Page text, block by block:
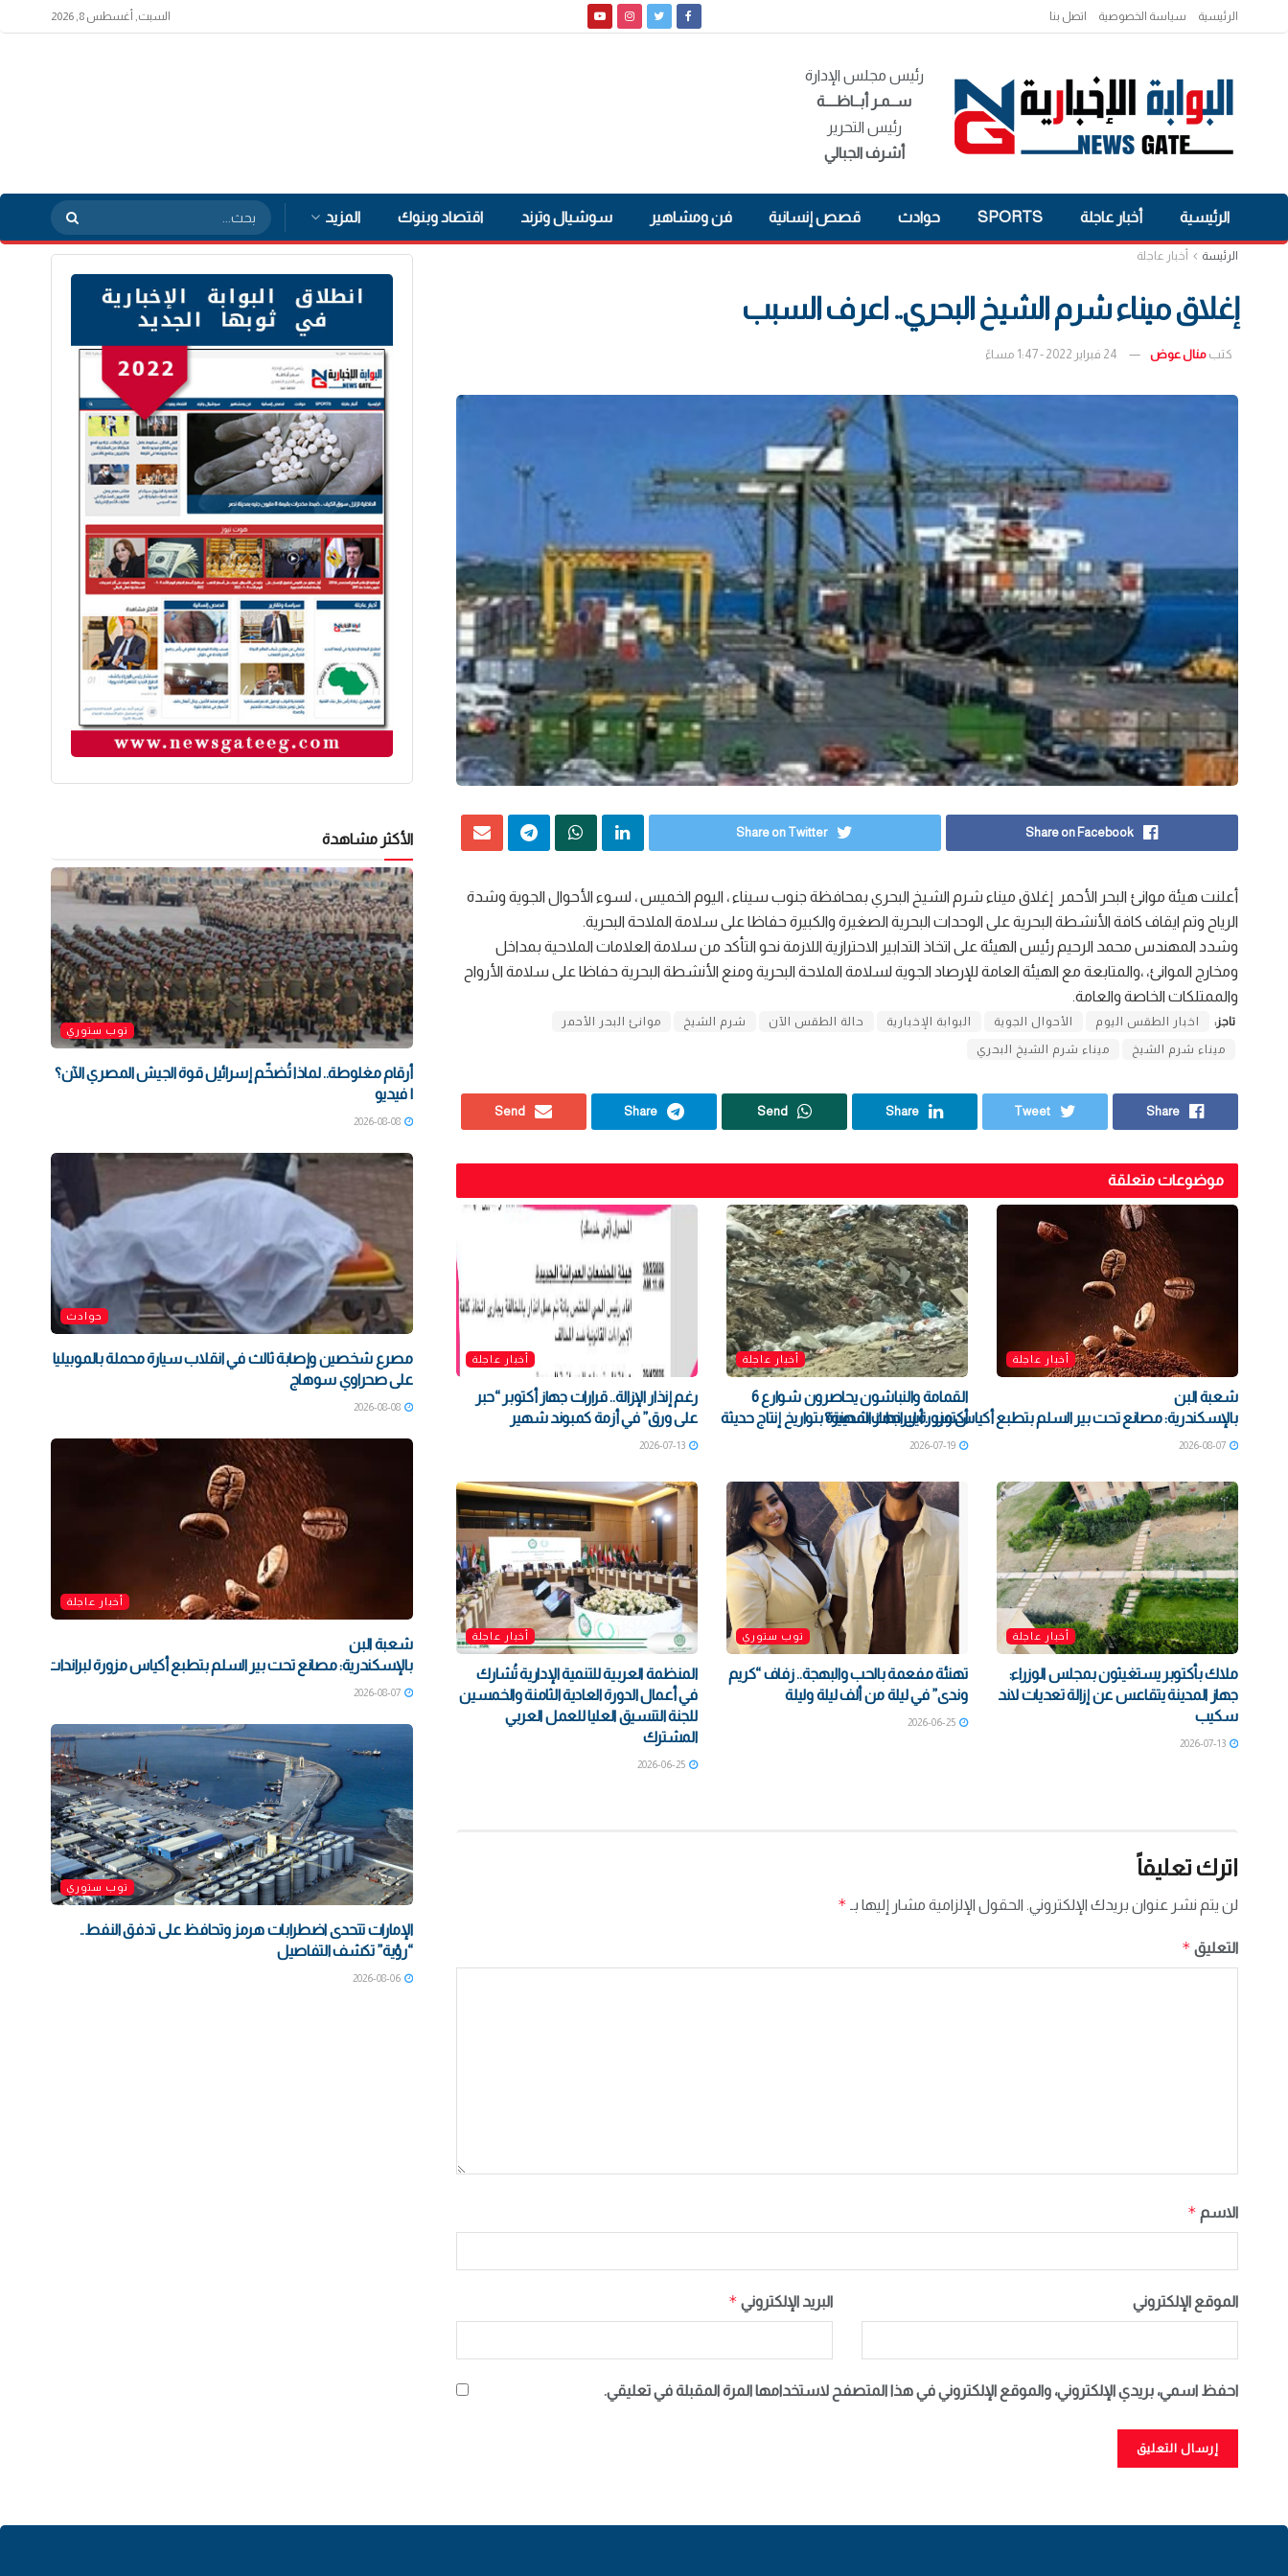
الرئيسية سياسة الخصوصية اتصل بنا السبت, أغسطس 8, 2026
رئيس مجلس الإدارة
ســمـر أبــاظــــة
رئيس التحرير
أشرف الجبالي
الرئيسية أخبار عاجلة SPORTS حوادث قصص إنسانية فن ومشاهير سوشيال وترند اقتصاد وبنوك المزيد
الرئيسة أخبار عاجلة
إغلاق ميناء شرم الشيخ البحري.. اعرف السبب
كتب منال عوض 24 فبراير 2022 - 1:47 مساءً
Share on Facebook
Share on Twitter
أعلنت هيئة موانئ البحر الأحمر إغلاق ميناء شرم الشيخ البحري بمحافظة جنوب سيناء ، اليوم الخميس ، لسوء الأحوال الجوية وشدة
الرياح وتم ايقاف كافة الأنشطة البحرية على الوحدات البحرية الصغيرة والكبيرة حفاظا على سلامة الملاحة البحرية.
وشدد المهندس محمد الرحيم رئيس الهيئة على اتخاذ التدابير الاحترازية اللازمة نحو التأكد من سلامة العلامات الملاحية بمداخل
ومخارج الموانئ، ،والمتابعة مع الهيئة العامة للإرصاد الجوية لسلامة الملاحة البحرية ومنع الأنشطة البحرية حفاظا على سلامة الأرواح
والممتلكات الخاصة والعامة.
تاجز: اخبار الطقس اليوم الأحوال الجوية البوابة الإخبارية حالة الطقس الآن شرم الشيخ موانئ البحر الأحمر
ميناء شرم الشيخ ميناء شرم الشيخ البحري
Share
Tweet
Share
Send
Share
Send
موضوعات متعلقة
أخبار عاجلة
شعبة البن
بالإسكندرية: مصانع تحت بير السلم بتطبع أكياس مزورة لبراندات شهيرة بتواريخ إنتاج حديثة
2026-08-07
أخبار عاجلة
القمامة والنباشون يحاصرون شوارع 6
أكتوبر .. أين جهاز المدينة؟
2026-07-19
أخبار عاجلة
رغم إنذار الإزالة.. قرارات جهاز أكتوبر “حبر
على ورق” في أزمة كمبوند شهير
2026-07-13
أخبار عاجلة
ملاك بأكتوبر يستغيثون بمجلس الوزراء:
جهاز المدينة يتقاعس عن إزالة تعديات لاند
سكيب
2026-07-13
توب ستوري
تهنئة مفعمة بالحب والبهجة.. زفاف “كريم
وندى” في ليلة من ألف ليلة وليلة
2026-06-25
أخبار عاجلة
المنظمة العربية للتنمية الإدارية تُشارك
في أعمال الدورة العادية الثامنة والخمسين
للجنة التنسيق العليا للعمل العربي
المشترك
2026-06-25
اترك تعليقاً
لن يتم نشر عنوان بريدك الإلكتروني. الحقول الإلزامية مشار إليها بـ *
التعليق *
الاسم *
البريد الإلكتروني * الموقع الإلكتروني
احفظ اسمي، بريدي الإلكتروني، والموقع الإلكتروني في هذا المتصفح لاستخدامها المرة المقبلة في تعليقي.
الأكثر مشاهدة
توب ستوري
أرقام مغلوطة.. لماذا تُضخّم إسرائيل قوة الجيش المصري الآن؟
| فيديو
2026-08-08
حوادث
مصرع شخصين وإصابة ثالث في انقلاب سيارة محملة بالموبيليا
على صحراوي سوهاج
2026-08-08
أخبار عاجلة
شعبة البن
بالإسكندرية: مصانع تحت بير السلم بتطبع أكياس مزورة لبراندات شهيرة
2026-08-07
توب ستوري
الإمارات تتحدى اضطرابات هرمز وتحافظ على تدفق النفط..
“رؤية” تكشف التفاصيل
2026-08-06